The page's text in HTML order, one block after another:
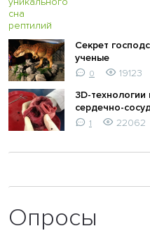
Секрет
ученые
0
19123
3D-технологии
сердечно-
1 22062
Опросы